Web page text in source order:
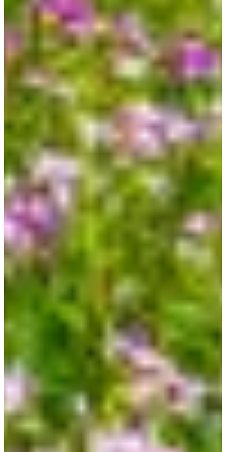
núi thường có mây bao quanh. Các sườn trên của núi có điều
kiện khí hậu riêng biệt và được bảo vệ vì giá trị nghiên cứu thực
vật.
Dưới chân núi, vào tầm tháng 4 - tháng 5 sẽ là thời điểm mà
các cánh đổng hoa cải vàng nở rộ. Bạn có thể chiêm ngưỡng
khung cảnh biển xanh và hoa cải vàng hoà làm một.
Trên đây là 10 điểm đến nổi tiếng ở đảo Jeju.
Nếu bạn có dự
định đi du lịch Jeju, hãy tham khảo cả
các quán cafe siêu đẹp
cũng nhưnhững trải nghiệm nhất định nên thử ở Jeju
Ngoài ra bạn có thể xem thêm các
thông tin du lịch Hànhữu
ích mà Creatrip đã tổng hợp chuẩn bị cho chuyến đi sắp tới.
Hy vọng bài viết này đã mang đến thông tin hữu ích cho bạn.
Nếu có bất kỳ câu hỏi gì, hãy để lại bình luận hoặc liên hệ với
Creatrip qua email
. Hẹn gặp lại các bạn tại
các bài viết sau! Theo dõi Creatrip để nhận được những thông
tin mới nhất nhé!
Instagram: creatrip.vn
Fb: Creatrip: Tổng hợp thông tin Hàn Quốc
TikTok: creatripvietnam
Địa chỉ: 2070-61, 1100-ro, Jeju-si, Jeju-do (제주
특별자치도 제주시 1100로 2070-61). Núi Hallasan cao 1,950m và có
368 đỉnh 'oreum' xung quanh.
Manjanggul chiều dài bao nhiêu?
Động Manjanggul dài khoảng 7,400
mét, cao tối đa 25 mét và rộng 18 mét; chỉ 1 km mở cửa cho khách.
Hyeopjae bãi biển ở địa chỉ nào?
Địa chỉ: 329-10, Hallim-ro, Jeju-si,
Jeju-do (제주특별자치도 제주시 한림읍 한림로 329-10). Bãi biển dài
khoảng 200m, nằm cách trung tâm Jeju khoảng 32 km về phía Tây.
Seongsan Ilchulbong leo mất bao lâu?Miệng núi có đường kính khoảng
600 mét, sâu 90 mét; leo lên đỉnh mất khoảng 30 phút. Địa chỉ: 284-12,
Ilchul-ro, Seogwipo-si, Jeju-do.
Udo cách bờ biển bao xa?
Đảo Udo nằm cách bờ biển phía đông bắc